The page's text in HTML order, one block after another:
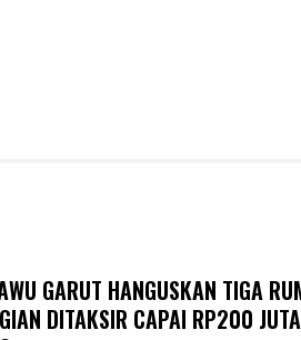
GARUT HANGUSKAN TIGA
DITAKSIR CAPAI RP200